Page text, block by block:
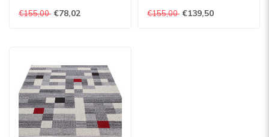
Vloerkleed - Beige
€155,00 €78,02
Vloerkleed - Grijs
€155,00 €139,50